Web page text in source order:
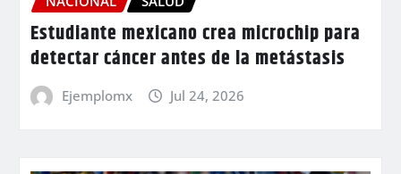
Estudiante mexicano crea microchip para
detectar cáncer antes de la metástasis
Ejemplomx Jul 24, 2026